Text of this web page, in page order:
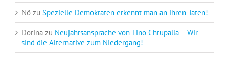
Nö zu Spezielle Demokraten erkennt man an ihren Taten!
Dorina zu Neujahrsansprache von Tino Chrupalla – Wir
sind die Alternative zum Niedergang!